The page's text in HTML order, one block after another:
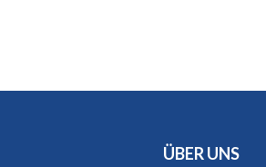
ÜBER UNS